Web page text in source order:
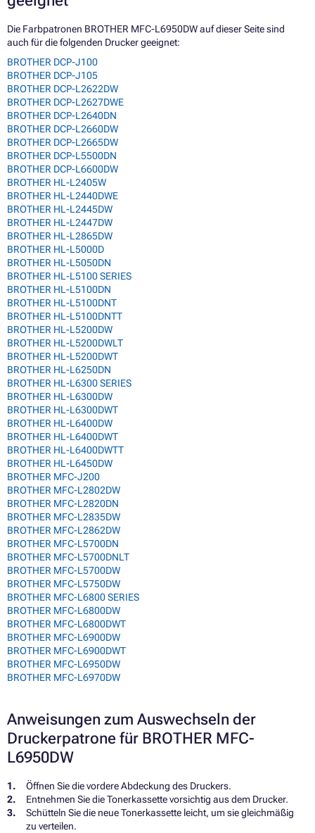
Die Farbpatronen BROTHER MFC-L6950DW auf dieser Seite sind
auch für die folgenden Drucker geeignet:
BROTHER DCP-J100
BROTHER DCP-J105
BROTHER DCP-L2622DW
BROTHER DCP-L2627DWE
BROTHER DCP-L2640DN
BROTHER DCP-L2660DW
BROTHER DCP-L2665DW
BROTHER DCP-L5500DN
BROTHER DCP-L6600DW
BROTHER HL-L2405W
BROTHER HL-L2440DWE
BROTHER HL-L2445DW
BROTHER HL-L2447DW
BROTHER HL-L2865DW
BROTHER HL-L5000D
BROTHER HL-L5050DN
BROTHER HL-L5100 SERIES
BROTHER HL-L5100DN
BROTHER HL-L5100DNT
BROTHER HL-L5100DNTT
BROTHER HL-L5200DW
BROTHER HL-L5200DWLT
BROTHER HL-L5200DWT
BROTHER HL-L6250DN
BROTHER HL-L6300 SERIES
BROTHER HL-L6300DW
BROTHER HL-L6300DWT
BROTHER HL-L6400DW
BROTHER HL-L6400DWT
BROTHER HL-L6400DWTT
BROTHER HL-L6450DW
BROTHER MFC-J200
BROTHER MFC-L2802DW
BROTHER MFC-L2820DN
BROTHER MFC-L2835DW
BROTHER MFC-L2862DW
BROTHER MFC-L5700DN
BROTHER MFC-L5700DNLT
BROTHER MFC-L5700DW
BROTHER MFC-L5750DW
BROTHER MFC-L6800 SERIES
BROTHER MFC-L6800DW
BROTHER MFC-L6800DWT
BROTHER MFC-L6900DW
BROTHER MFC-L6900DWT
BROTHER MFC-L6950DW
BROTHER MFC-L6970DW
Anweisungen zum Auswechseln der
Druckerpatrone für BROTHER MFC-
L6950DW
Öffnen Sie die vordere Abdeckung des Druckers.
Entnehmen Sie die Tonerkassette vorsichtig aus dem Drucker.
Schütteln Sie die neue Tonerkassette leicht, um sie gleichmäßig
zu verteilen.